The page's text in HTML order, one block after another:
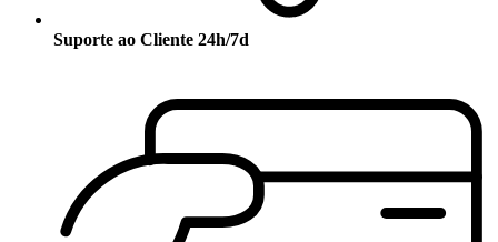
Suporte ao Cliente 24h/7d